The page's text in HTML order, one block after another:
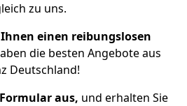
zu uns.
einen reibungslosen
die besten Angebote aus
Deutschland!
aus, und erhalten Sie